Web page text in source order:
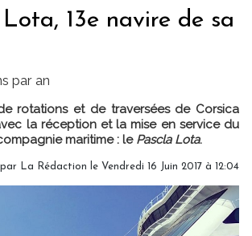
13e navire de sa
par an
rotations et de traversées de Corsica
la réception et la mise en service du
maritime : le Pascla Lota.
La Rédaction le Vendredi 16 Juin 2017 à 12:04